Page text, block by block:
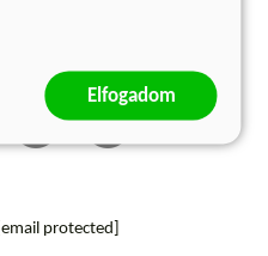
[email protected]
Elfogadom